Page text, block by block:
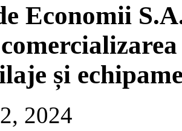
Economii
și
2024